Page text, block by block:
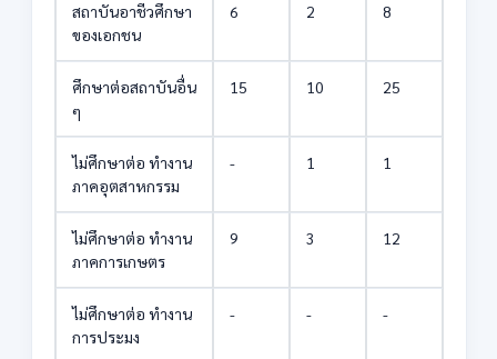
สถาบันอาชีวศึกษา
ของเอกชน
6 2 8
ศึกษาต่อสถาบันอื่น
ๆ
15 10 25
ไม่ศึกษาต่อ ทำงาน
ภาคอุตสาหกรรม
- 1 1
ไม่ศึกษาต่อ ทำงาน
ภาคการเกษตร
9 3 12
ไม่ศึกษาต่อ ทำงาน
การประมง
- - -